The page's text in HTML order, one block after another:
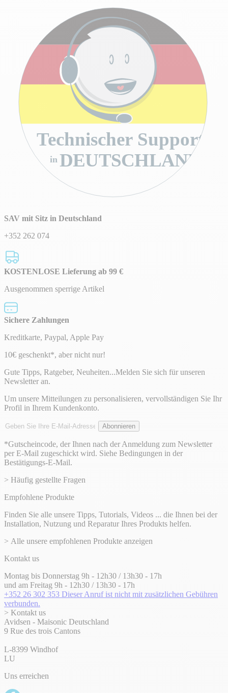
Technischer Support
DEUTSCHLAND
in
SAV mit Sitz in Deutschland
+352 262 074
KOSTENLOSE Lieferung ab 99 €
Ausgenommen sperrige Artikel
Sichere Zahlungen
Kreditkarte, Paypal, Apple Pay
Newsletter
10€ geschenkt*, aber nicht nur!
Gute Tipps, Ratgeber, Neuheiten...Melden Sie sich für unseren
Newsletter an.
Um unsere Mitteilungen zu personalisieren, vervollständigen Sie Ihr
Profil in Ihrem Kundenkonto.
E-
Adresse
Abonnieren
*Gutscheincode, der Ihnen nach der Anmeldung zum Newsletter
per E-Mail zugeschickt wird. Siehe Bedingungen in der
Bestätigungs-E-Mail.
> Häufig gestellte Fragen
Empfohlene Produkte
Finden Sie alle unsere Tipps, Tutorials, Videos ... die Ihnen bei der
Installation, Nutzung und Reparatur Ihres Produkts helfen.
> Alle unsere empfohlenen Produkte anzeigen
Kontakt us
Montag bis Donnerstag 9h - 12h30 / 13h30 - 17h
und am Freitag 9h - 12h30 / 13h30 - 17h
+352 26 302 353 Dieser Anruf ist nicht mit zusätzlichen Gebühren
verbunden.
> Kontakt us
Avidsen - Maisonic Deutschland
9 Rue des trois Cantons
L-8399 Windhof
LU
Uns erreichen